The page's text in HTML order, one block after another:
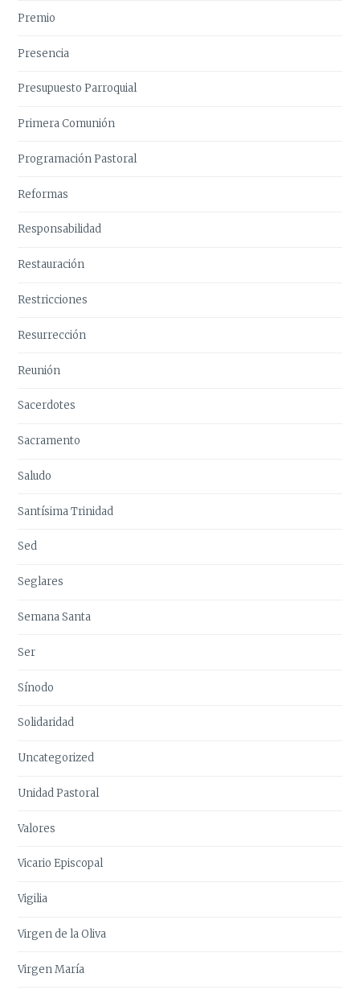
Premio
Presencia
Presupuesto Parroquial
Primera Comunión
Programación Pastoral
Reformas
Responsabilidad
Restauración
Restricciones
Resurrección
Reunión
Sacerdotes
Sacramento
Saludo
Santísima Trinidad
Sed
Seglares
Semana Santa
Ser
Sínodo
Solidaridad
Uncategorized
Unidad Pastoral
Valores
Vicario Episcopal
Vigilia
Virgen de la Oliva
Virgen María